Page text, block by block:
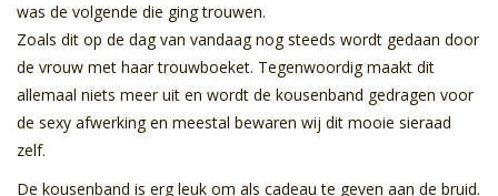
was de volgende die ging trouwen.
Zoals dit op de dag van vandaag nog steeds wordt gedaan door
de vrouw met haar trouwboeket. Tegenwoordig maakt dit
allemaal niets meer uit en wordt de kousenband gedragen voor
de sexy afwerking en meestal bewaren wij dit mooie sieraad
zelf.
De kousenband is erg leuk om als cadeau te geven aan de bruid.